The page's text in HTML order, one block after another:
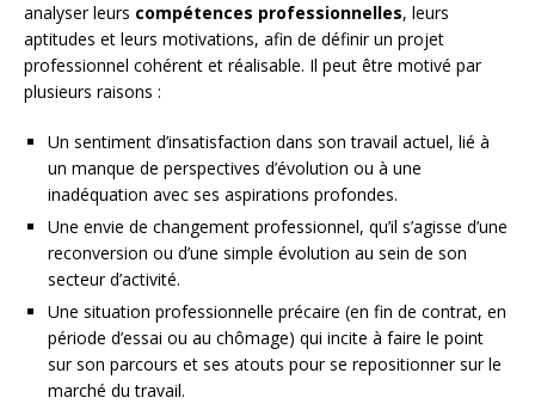
analyser leurs compétences professionnelles, leurs
aptitudes et leurs motivations, afin de définir un projet
professionnel cohérent et réalisable. Il peut être motivé par
plusieurs raisons :
Un sentiment d’insatisfaction dans son travail actuel, lié à
un manque de perspectives d’évolution ou à une
inadéquation avec ses aspirations profondes.
Une envie de changement professionnel, qu’il s’agisse d’une
reconversion ou d’une simple évolution au sein de son
secteur d’activité.
Une situation professionnelle précaire (en fin de contrat, en
période d’essai ou au chômage) qui incite à faire le point
sur son parcours et ses atouts pour se repositionner sur le
marché du travail.